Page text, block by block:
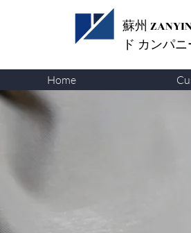
蘇州
ド カンパニ
Home